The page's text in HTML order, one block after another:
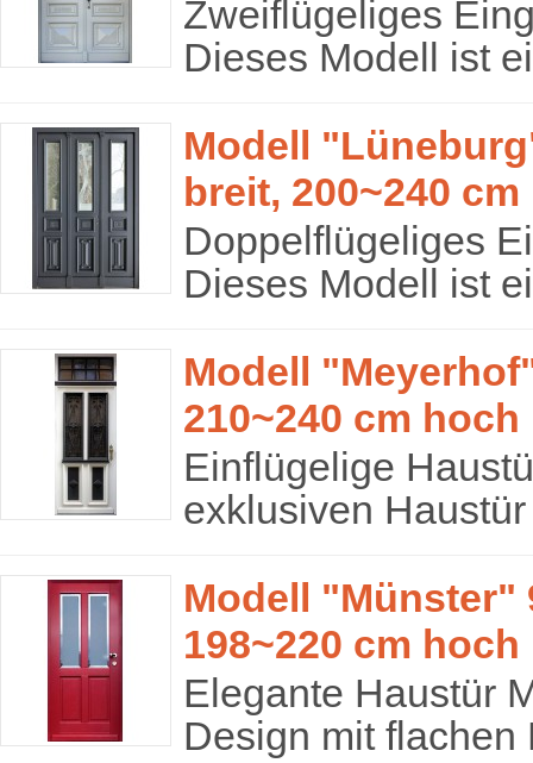
Zweiflügeliges
Dieses Modell ist
Modell
breit, 200~240
Doppelflügeliges
Dieses Modell ist
Modell
210~240 cm hoch
Einflügelige
exklusiven
Modell "Münster"
198~220 cm hoch
Elegante Haustür
Design mit